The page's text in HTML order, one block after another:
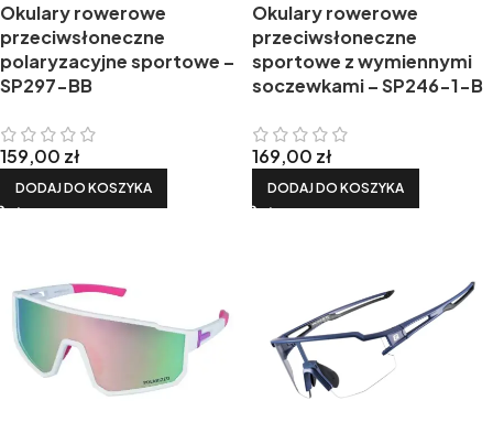
Okulary rowerowe
przeciwsłoneczne
polaryzacyjne sportowe –
SP297-BB
159,00 zł
DODAJ DO KOSZYKA
Okulary rowerowe
przeciwsłoneczne
sportowe z wymiennymi
soczewkami – SP246-1-B
169,00 zł
DODAJ DO KOSZYKA